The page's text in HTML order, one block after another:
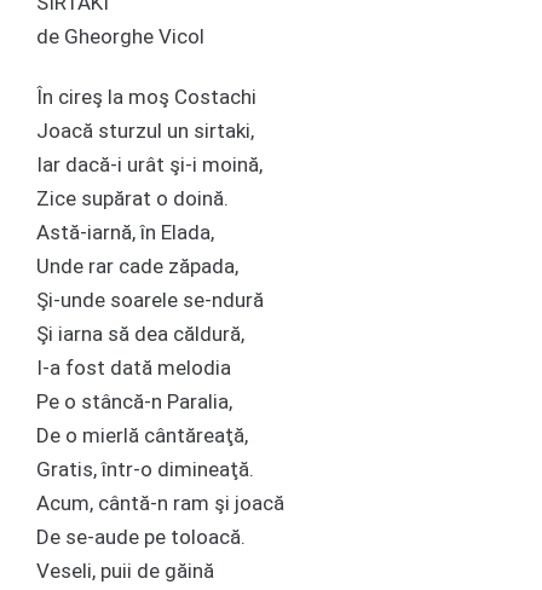
de Gheorghe Vicol
În cireş la moş Costachi
Joacă sturzul un sirtaki,
Iar dacă-i urât şi-i moină,
Zice supărat o doină.
Astă-iarnă, în Elada,
Unde rar cade zăpada,
Şi-unde soarele se-ndură
Şi iarna să dea căldură,
I-a fost dată melodia
Pe o stâncă-n Paralia,
De o mierlă cântăreaţă,
Gratis, într-o dimineaţă.
Acum, cântă-n ram şi joacă
De se-aude pe toloacă.
Veseli, puii de găină